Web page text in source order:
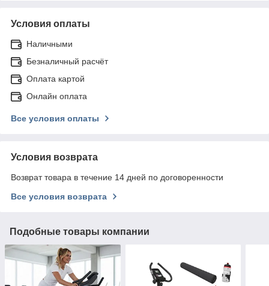
Условия оплаты
Наличными
Безналичный расчёт
Оплата картой
Онлайн оплата
Все условия оплаты
Условия возврата
Возврат товара в течение 14 дней по договоренности
Все условия возврата
Подобные товары компании